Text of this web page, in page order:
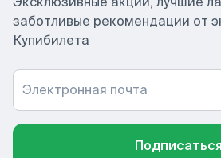
заботливые рекомендации от
Купибилета
Электронная почта
Подписаться